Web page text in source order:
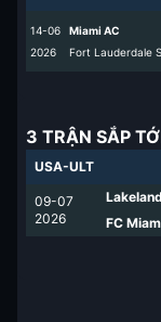
14-06
2026
Miami AC
Fort Lauderdale
3 TRẬN SẮP
USA-ULT
09-07
2026
FC